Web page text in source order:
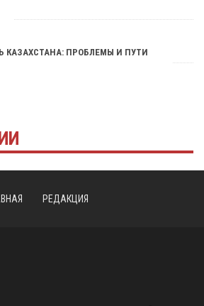
КАЗАХСТАНА: ПРОБЛЕМЫ И ПУТИ
РЕДАКЦИЯ